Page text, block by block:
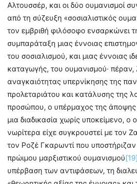
Αλτουσσέρ, και οι δύο ουμανισμοί
από τη σύζευξη «σοσιαλιστικός
τον εμβριθή φιλόσοφο ενσαρκώνει
συμπαράταξη μιας έννοιας
του σοσιαλισμού, και μιας έννοιας
καταγωγής, του ουμανισμού· πέραν,
αναγκαιότητας υπερνίκησης της
προλεταριάτου και κατάλυσης της
προσώπου, ο υπέρμαχος της άποψης
μια διαδικασία χωρίς υποκείμενο, ο
νωρίτερα είχε συγκρουστεί με τον
τον Ροζέ Γκαρωντί που
πρώιμου μαρξιστικού ουμανισμού[19]
υπέρβαση των αντιφάσεων, τη